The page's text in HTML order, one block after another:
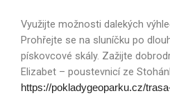
Využijte možnosti dalekých
Prohřejte se na sluníčku po
pískovcové skály. Zažijte
Elizabet – poustevnicí ze
https://pokladygeoparku.cz/